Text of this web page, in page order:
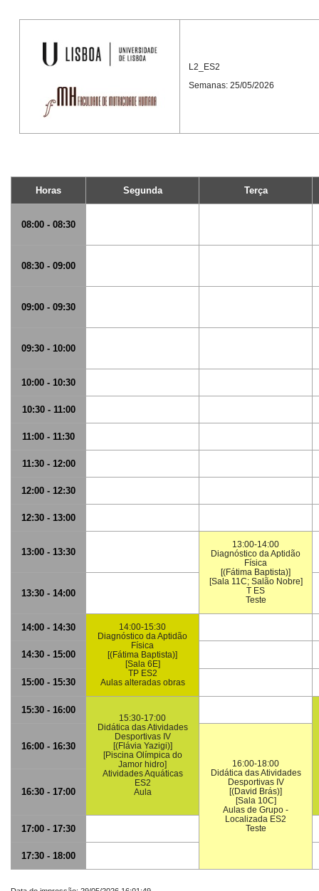
L2_ES2
Semanas: 25/05/2026
Horas Segunda Terça
08:00 - 08:30
08:30 - 09:00
09:00 - 09:30
09:30 - 10:00
10:00 - 10:30
10:30 - 11:00
11:00 - 11:30
11:30 - 12:00
12:00 - 12:30
12:30 - 13:00
13:00 - 13:30
13:00-14:00
Diagnóstico da Aptidão
Física
[(Fátima Baptista)]
[Sala 11C; Salão Nobre]
T ES
Teste
13:30 - 14:00
14:00 - 14:30
14:00-15:30
Diagnóstico da Aptidão
Física
[(Fátima Baptista)]
[Sala 6E]
TP ES2
Aulas alteradas obras
14:30 - 15:00
15:00 - 15:30
15:30 - 16:00
15:30-17:00
Didática das Atividades
Desportivas IV
[(Flávia Yazigi)]
[Piscina Olímpica do
Jamor hidro]
Atividades Aquáticas
ES2
Aula
16:00 - 16:30
16:00-18:00
Didática das Atividades
Desportivas IV
[(David Brás)]
[Sala 10C]
Aulas de Grupo -
Localizada ES2
Teste
16:30 - 17:00
17:00 - 17:30
17:30 - 18:00